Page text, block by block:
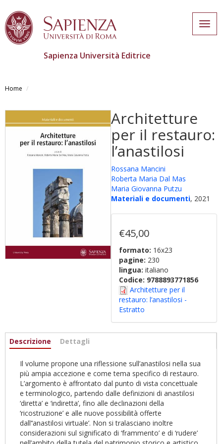
contenuto
Sapienza Università Editrice
Home
Architetture
per il restauro:
l’anastilosi
Rossana Mancini
Roberta Maria Dal Mas
Maria Giovanna Putzu
Materiali e documenti, 2021
€45,00
formato: 16x23
pagine: 230
lingua: italiano
Codice: 9788893771856
Architetture per il
restauro: l’anastilosi -
Estratto
Informazioni
Descrizione (scheda
Dettagli
Il volume propone una riflessione sull’anastilosi nella sua
più ampia accezione e come tema specifico di restauro.
L’argomento è affrontato dal punto di vista concettuale
e terminologico, partendo dalle definizioni di anastilosi
‘diretta’ e ‘indiretta’, fino alle declinazioni della
‘ricostruzione’ e alle nuove possibilità offerte
dall’‘anastilosi virtuale’. Non si tralasciano inoltre
considerazioni sul significato di ‘frammento’ e di ‘rudere’